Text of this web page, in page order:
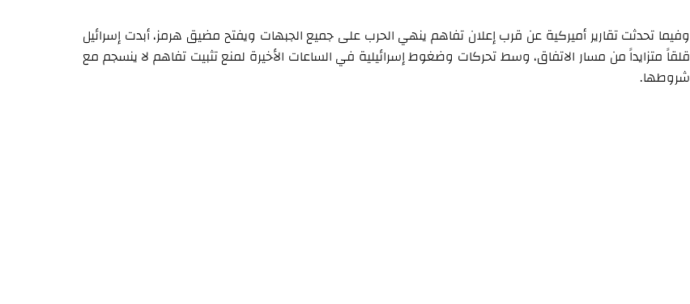
وفيما تحدثت تقارير أميركية عن قرب إعلان تفاهم ينهي الحرب على جميع الجبهات ويفتح مضيق هرمز، أبدت إسرائيل
قلقاً متزايداً من مسار الاتفاق، وسط تحركات وضغوط إسرائيلية في الساعات الأخيرة لمنع تثبيت تفاهم لا ينسجم مع
شروطها.